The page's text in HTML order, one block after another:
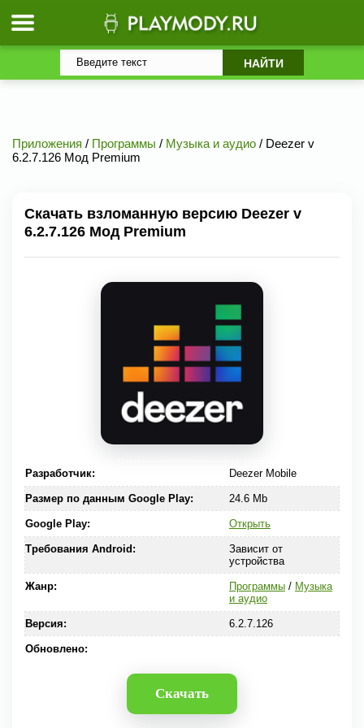
Приложения / Программы / Музыка и аудио / Deezer v
6.2.7.126 Мод Premium
Скачать взломанную версию Deezer v
6.2.7.126 Мод Premium
Разработчик: Deezer Mobile
Размер по данным Google Play: 24.6 Mb
Google Play: Открыть
Требования Android:
Зависит от
устройства
Жанр: Программы/ Музыка
и аудио
Версия: 6.2.7.126
Обновлено:
Скачать